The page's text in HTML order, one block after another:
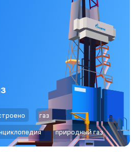
газ
природный газ